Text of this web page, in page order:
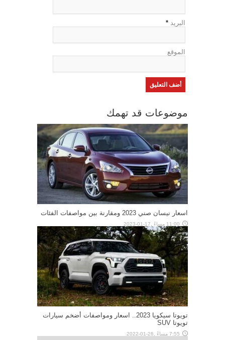
البريد *
الموقع
موضوعات قد تهمك
اسعار نيسان صني 2023 ومقارنة بين مواصفات الفئات
11:00 مساءً ,17-01-2023
تويوتا سيكويا 2023.. اسعار ومواصفات أضخم سيارات
تويوتا SUV
7:55 مساءً ,26-01-2022